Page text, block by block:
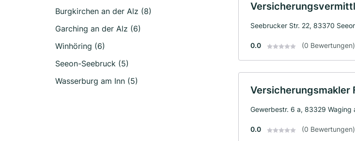
Burgkirchen an der Alz (8)
Garching an der Alz (6)
Winhöring (6)
Seeon-Seebruck (5)
Wasserburg am Inn (5)
Seebrucker Str. 22, 83370
0.0 (0 Bewertungen)
Versicherungsmakler
Gewerbestr. 6 a, 83329 Waging
0.0 (0 Bewertungen)